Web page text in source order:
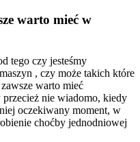
warto mieć w
tego czy jesteśmy
, czy może takich które
zawsze warto mieć
nie wiadomo, kiedy
oczekiwany moment, w
choćby jednodniowej